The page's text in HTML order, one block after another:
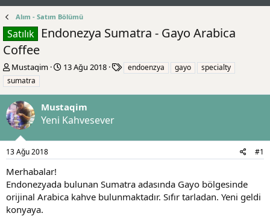
Alım - Satım Bölümü
Satılık
Endonezya Sumatra - Gayo Arabica
Coffee
K
o
n
u
y
u
b
a
l
a
t
a
Mustaqim
B
a
n
ı
r
i
13 Ağu 2018
e
endoenzya gayo
specialty
sumatra
Mustaqim
Yeni Kahvesever
13 Ağu 2018 #1
Merhabalar!
Endonezyada bulunan Sumatra adasında Gayo bölgesinde
orijinal Arabica kahve bulunmaktadır. Sıfır tarladan. Yeni geldi
konyaya.